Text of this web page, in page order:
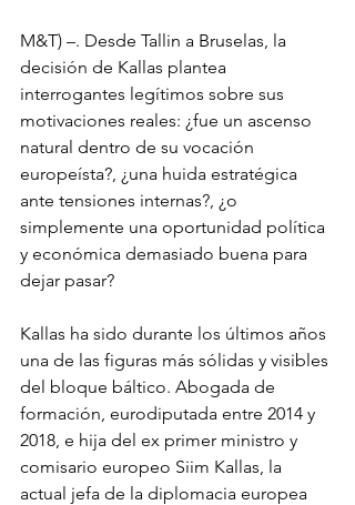
M&T) –. Desde Tallin a Bruselas, la
decisión de Kallas plantea
interrogantes legítimos sobre sus
motivaciones reales: ¿fue un ascenso
natural dentro de su vocación
europeísta?, ¿una huida estratégica
ante tensiones internas?, ¿o
simplemente una oportunidad política
y económica demasiado buena para
dejar pasar?
Kallas ha sido durante los últimos años
una de las figuras más sólidas y visibles
del bloque báltico. Abogada de
formación, eurodiputada entre 2014 y
2018, e hija del ex primer ministro y
comisario europeo Siim Kallas, la
actual jefa de la diplomacia europea